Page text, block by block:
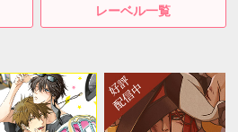
レーベル一覧